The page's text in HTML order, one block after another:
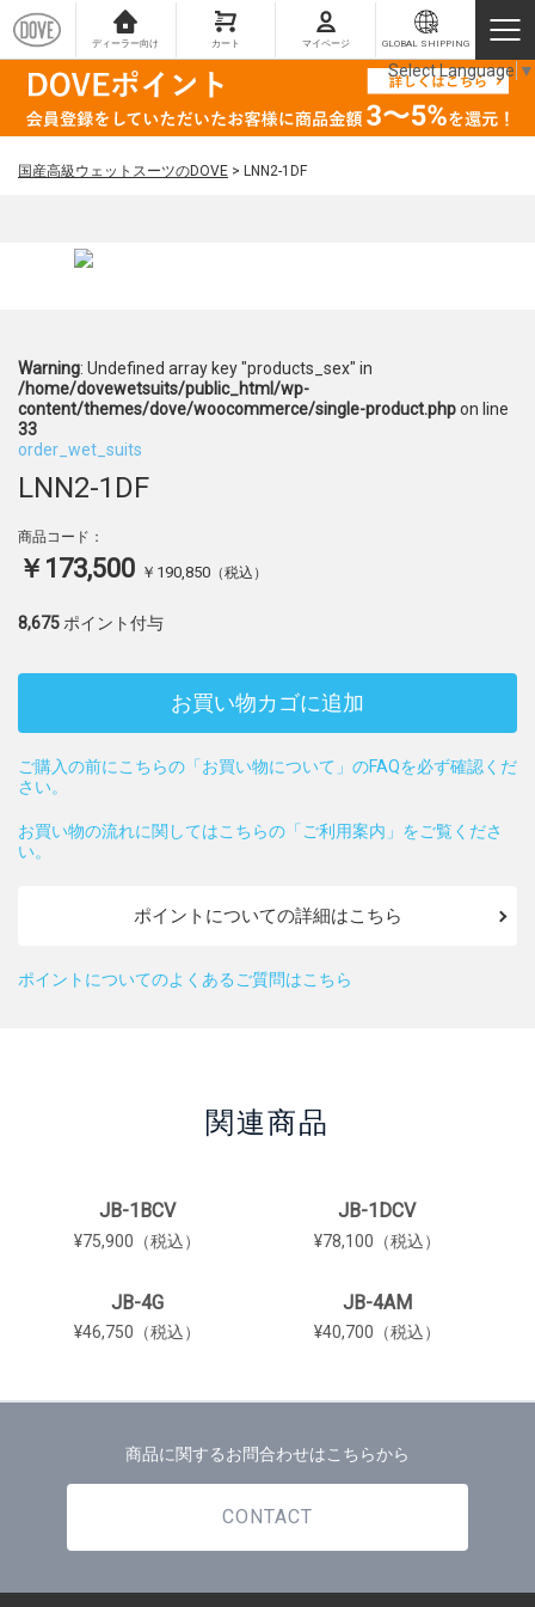
ディーラー向け カート マイページ GLOBAL SHIPPING
国産高級ウェットスーツのDOVE > LNN2-1DF
Warning: Undefined array key "products_sex" in
/home/dovewetsuits/public_html/wp-
content/themes/dove/woocommerce/single-product.phpon line
33
order_wet_suits
LNN2-1DF
商品コード：
￥173,500 ￥190,850 （税込）
8,675 ポイント付与
お買い物カゴに追加
ご購入の前にこちらの「お買い物について」のFAQを必ず確認くだ
さい。
お買い物の流れに関してはこちらの「ご利用案内」をご覧くださ
い。
ポイントについての詳細はこちら
ポイントについてのよくあるご質問はこちら
関連商品
JB-1BCV
¥75,900（税込）
JB-1DCV
¥78,100（税込）
JB-4G
¥46,750（税込）
JB-4AM
¥40,700（税込）
商品に関するお問合わせはこちらから
CONTACT
Select Language ▼